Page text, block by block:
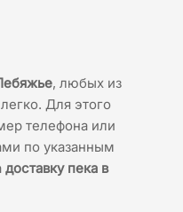
, любых из
Для этого
телефона или
по указанным
доставку пека в